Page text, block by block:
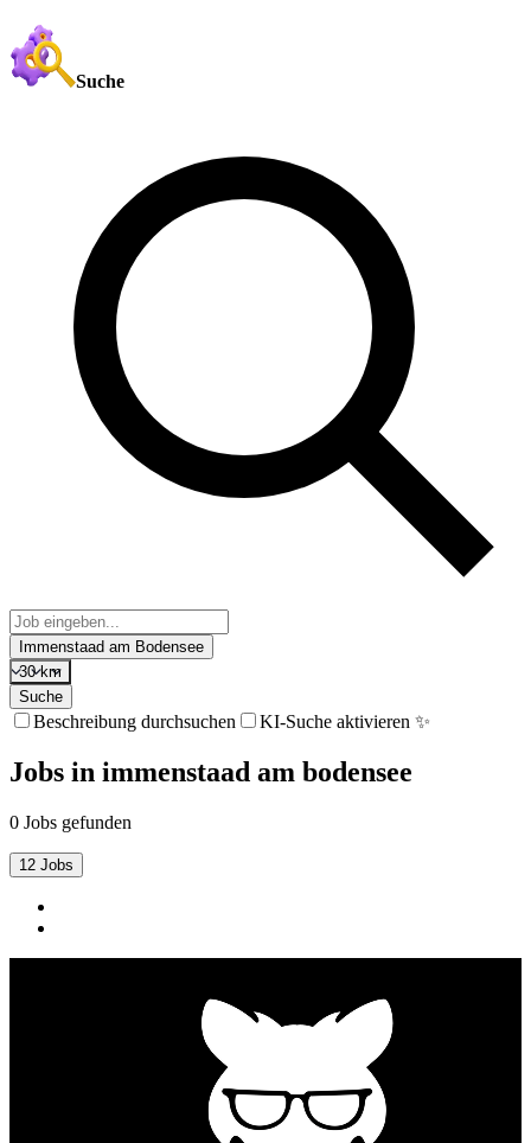
Suche
Immenstaad am Bodensee
30 km
Suche
Beschreibung durchsuchen KI-Suche aktivieren ✨
Jobs in immenstaad am bodensee
0 Jobs gefunden
12 Jobs